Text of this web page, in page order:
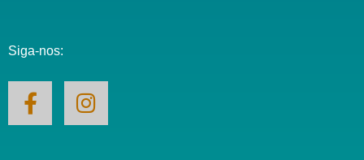
Siga-nos: